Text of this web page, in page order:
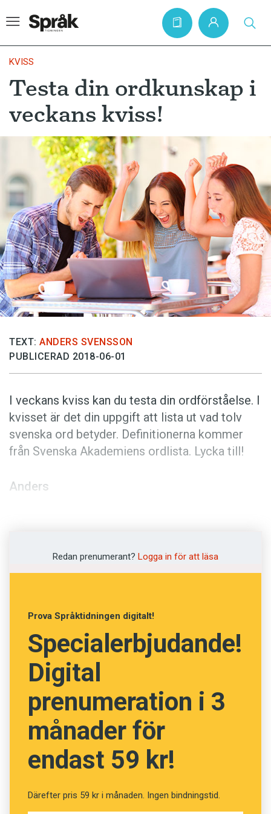
Hem
Artiklar
Krönikor
Språkfrågor
Skrivtips
Bokrecensioner
Kviss
Podden
Anmäl till språkpolisen
Föreslå nyord
Annonsera
Prenumerera
KVISS
Testa din ordkunskap i
veckans kviss!
TEXT: ANDERS SVENSSON
PUBLICERAD 2018-06-01
I veckans kviss kan du testa din ordförståelse. I
kvisset är det din uppgift att lista ut vad tolv
svenska ord betyder. Definitionerna kommer
från Svenska Akademiens ordlista. Lycka till!
Anders
Vad betyder orden? (Kviss
Fråga13av24
Gudsförgäten
Ihågkommen
Övergiven
Bokstavstroende
Oförlåtlig
Redan prenumerant? Logga in för att läsa
Prova Språktidningen digitalt!
Specialerbjudande!
Digital
prenumeration i 3
månader för
endast 59 kr!
Därefter pris 59 kr i månaden. Ingen bindningstid.